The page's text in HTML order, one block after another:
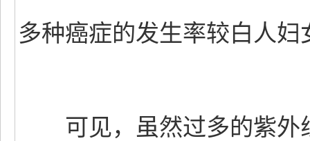
多种癌症的发生率较白人
可见，虽然过多的紫外